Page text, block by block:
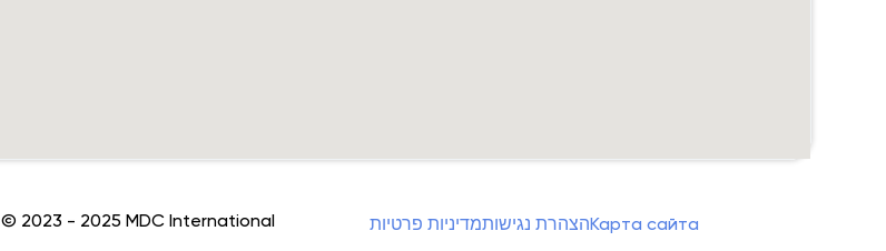
© 2023 - 2025 MDC International מדיניות פרטיותהצהרת נגישותКарта сайта